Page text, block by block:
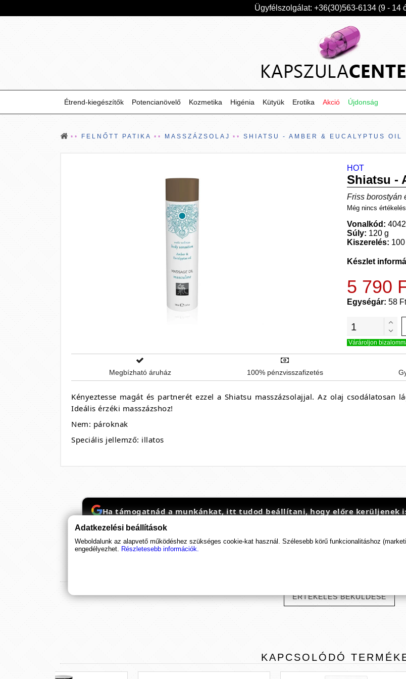
Ügyfélszolgálat: +36(30)563-6134 (9 - 14
Étrend-kiegészítők Potencianövelő Kozmetika Higénia Kütyük Erotika Akció Újdonság
FELNŐTT PATIKA MASSZÁZSOLAJ SHIATSU - AMBER & EUCALYPTUS OIL
HOT
Shiatsu -
Friss borostyán
Még nincs értékelés
Vonalkód:
Súly: 120 g
Kiszerelés: 100
Készlet
5 790
Egységár: 58
Várároljon
Megbízható áruház 100% pénzvisszafizetés
Kényeztesse magát és partnerét ezzel a Shiatsu masszázsolajjal. Az olaj
Ideális érzéki masszázshoz!
Nem: pároknak
Speciális jellemző: illatos
Ha támogatnád a munkánkat, itt tudod beállítani, hogy előre kerüljenek
ÉRTÉKELÉS BEKÜLDÉSE
KAPCSOLÓDÓ
Adatkezelési beállítások
Weboldalunk az alapvető működéshez szükséges cookie-kat használ. Szélesebb körű funkcionalitáshoz
engedélyezhet. Részletesebb információk.